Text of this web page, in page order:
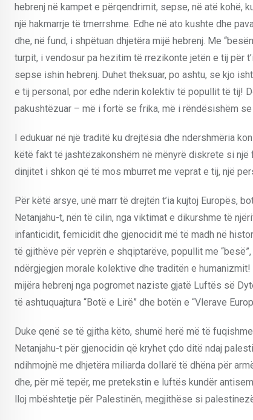
hebrenj në kampet e përqendrimit, sepse, në atë kohë,
një hakmarrje të tmerrshme. Edhe në ato kushte dhe
dhe, në fund, i shpëtuan dhjetëra mijë hebrenj. Me
turpit, i vendosur pa hezitim të rrezikonte jetën e tij për
sepse ishin hebrenj. Duhet theksuar, po ashtu, se kjo
e tij personal, por edhe nderin kolektiv të popullit të tij!
pakushtëzuar – më i fortë se frika, më i rëndësishëm
I edukuar në një traditë ku drejtësia dhe ndershmëria
këtë fakt të jashtëzakonshëm në mënyrë diskrete si një
dinjitet i shkon që të mos mburret me veprat e tij, një
Për këtë arsye, unë marr të drejtën t’ia kujtoj Europës,
Netanjahu-t, nën të cilin, nga viktimat e dikurshme të
infanticidit, femicidit dhe gjenocidit më të madh në
të gjithëve për veprën e shqiptarëve, popullit me
ndërgjegjen morale kolektive dhe traditën e
mijëra hebrenj nga pogromet naziste gjatë Luftës së
të ashtuquajtura “Botë e Lirë” dhe botën e “Vlerave
Duke qenë se të gjitha këto, shumë herë më të
Netanjahu-t për gjenocidin që kryhet çdo ditë ndaj
ndihmojnë me dhjetëra miliarda dollarë të dhëna për
dhe, për më tepër, me pretekstin e luftës kundër
lloj mbështetje për Palestinën, megjithëse si